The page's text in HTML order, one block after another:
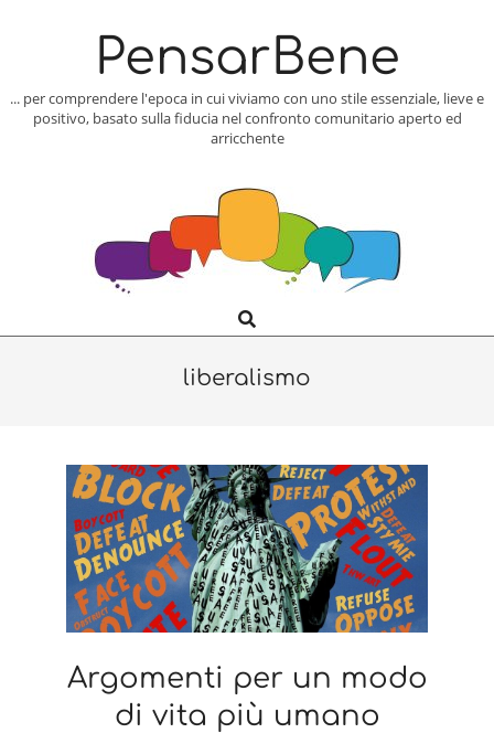
PensarBene
... per comprendere l'epoca in cui viviamo con uno stile essenziale, lieve e
positivo, basato sulla fiducia nel confronto comunitario aperto ed
arricchente
Navigation
Search
liberalismo
Argomenti per un modo
di vita più umano